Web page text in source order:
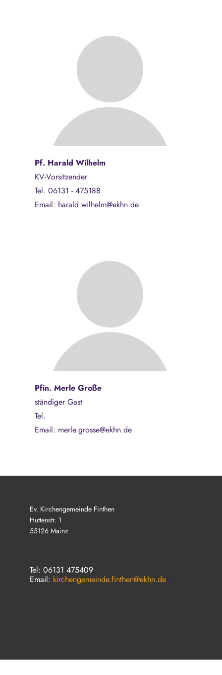
Pf. Harald Wilhelm
KV-Vorsitzender
Tel. 06131 - 475188
Email: harald.wilhelm@ekhn.de
Pfin. Merle Große
ständiger Gast
Tel.
Email: merle.grosse@ekhn.de
Ev. Kirchengemeinde Finthen
Huttenstr. 1
55126 Mainz
Tel: 06131 475409
Email: kirchengemeinde.finthen@ekhn.dem